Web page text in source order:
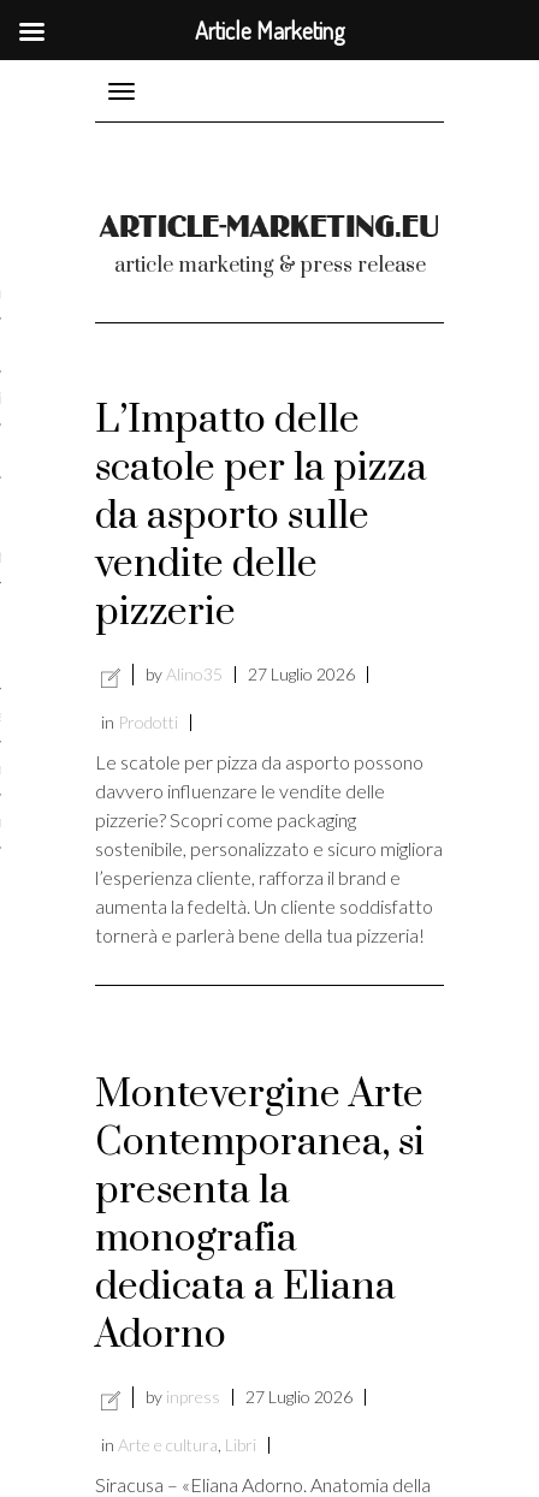
è l’article marketing?
e stile di scrittura
per i publishers
Toggle
navigation
article marketing & press release
L’Impatto delle
scatole per la pizza
da asporto sulle
vendite delle
pizzerie
by Alino35 27 Luglio 2026
in Prodotti
Le scatole per pizza da asporto possono
davvero influenzare le vendite delle
pizzerie? Scopri come packaging
sostenibile, personalizzato e sicuro migliora
l’esperienza cliente, rafforza il brand e
aumenta la fedeltà. Un cliente soddisfatto
tornerà e parlerà bene della tua pizzeria!
Montevergine Arte
Contemporanea, si
presenta la
monografia
dedicata a Eliana
Adorno
by inpress 27 Luglio 2026
in Arte e cultura Libri
Siracusa – «Eliana Adorno. Anatomia della
Article Marketing
Article Marketing